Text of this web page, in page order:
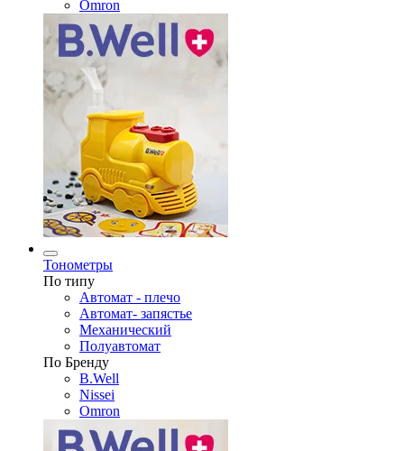
Omron
Тонометры
По типу
Автомат - плечо
Автомат- запястье
Механический
Полуавтомат
По Бренду
B.Well
Nissei
Omron